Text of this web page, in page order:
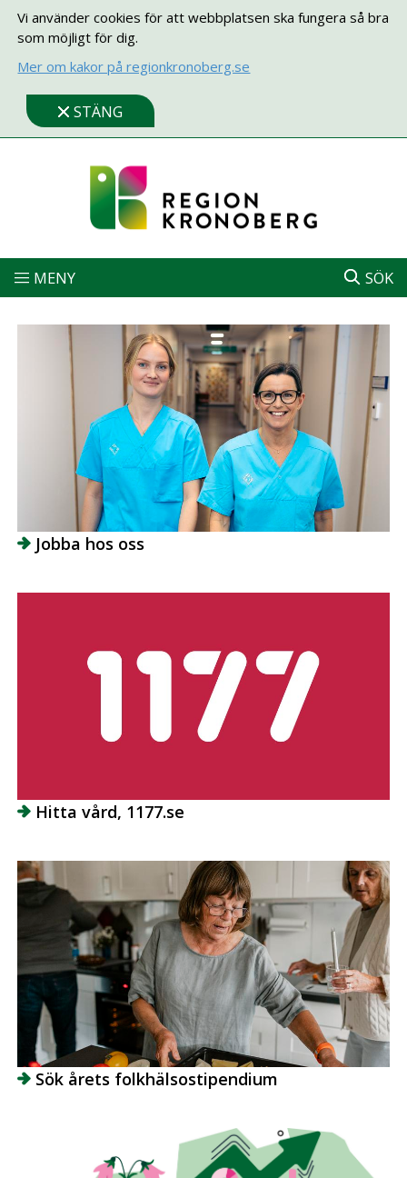
Vi använder cookies för att webbplatsen ska fungera så bra
som möjligt för dig.
Mer om kakor på regionkronoberg.se
STÄNG
MENY SÖK
Startsida
Jobba hos oss
Hitta vård, 1177.se
Sök årets folkhälsostipendium